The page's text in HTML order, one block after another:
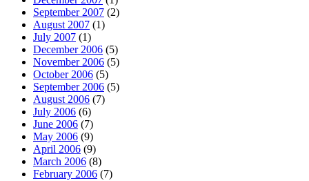
September 2007 (2)
August 2007 (1)
July 2007 (1)
December 2006 (5)
November 2006 (5)
October 2006 (5)
September 2006 (5)
August 2006 (7)
July 2006 (6)
June 2006 (7)
May 2006 (9)
April 2006 (9)
March 2006 (8)
February 2006 (7)